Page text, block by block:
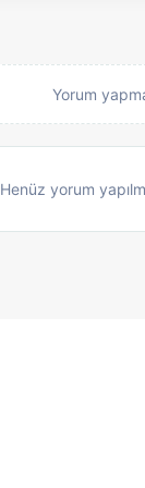
Yorum
Henüz yorum